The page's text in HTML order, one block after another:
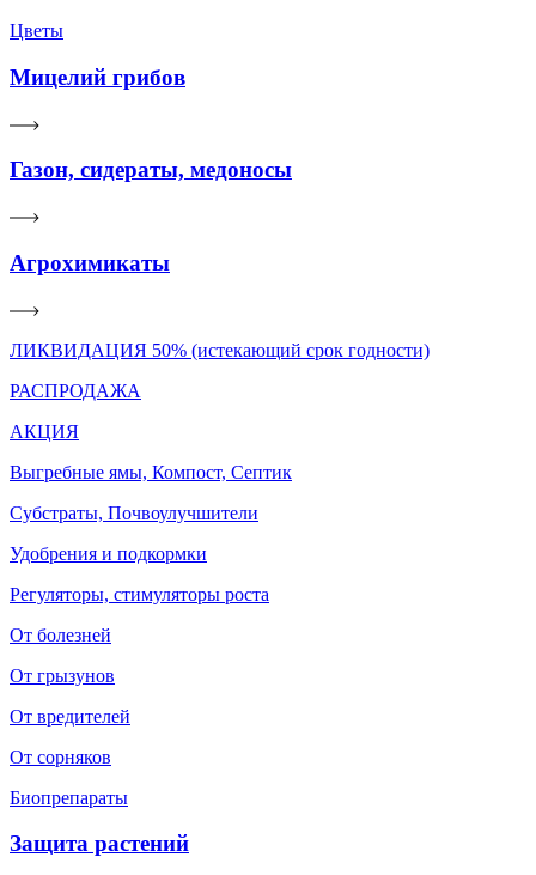
Цветы
Мицелий грибов
Газон, сидераты, медоносы
Агрохимикаты
ЛИКВИДАЦИЯ 50% (истекающий срок годности)
РАСПРОДАЖА
АКЦИЯ
Выгребные ямы, Компост, Септик
Субстраты, Почвоулучшители
Удобрения и подкормки
Регуляторы, стимуляторы роста
От болезней
От грызунов
От вредителей
От сорняков
Биопрепараты
Защита растений